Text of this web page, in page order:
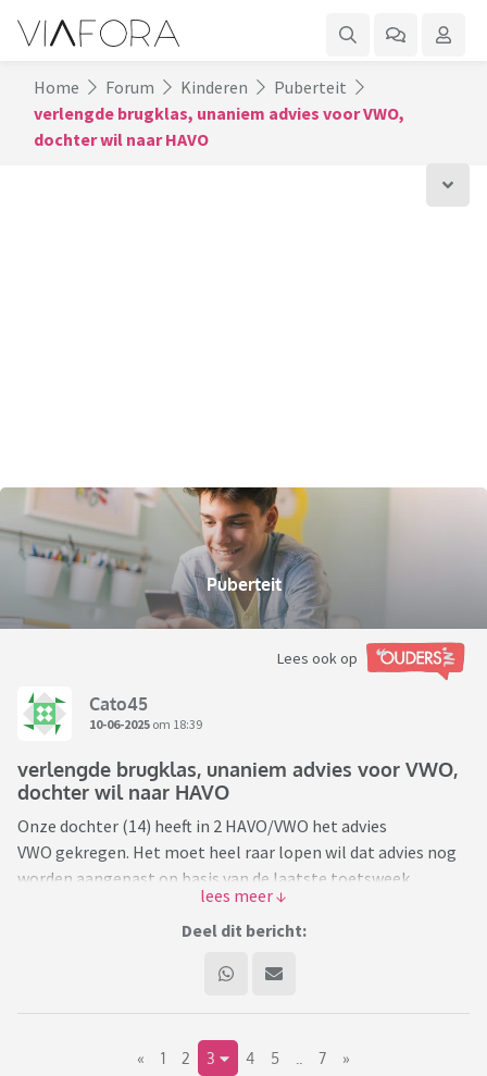
Home Forum Kinderen
Puberteit
verlengde brugklas, unaniem advies voor VWO,
dochter wil naar HAVO
Puberteit
Lees ook op
Cato45
10-06-2025 om 18:39
verlengde brugklas, unaniem advies voor VWO,
dochter wil naar HAVO
Onze dochter (14) heeft in 2 HAVO/VWO het advies
VWO gekregen. Het moet heel raar lopen wil dat advies nog
worden aangepast op basis van de laatste toetsweek.
Haar redenen zijn als volgt: in de eerste plaats is ze van
ze het niet redt op het VWO. Ze heeft veel stress. In de
tweede plaats heeft ze nu eindelijk een erg leuke
vriendengroep waarvan de meesten naar de HAVO gaan. Zij
wil dit contact niet verliezen en is bang dat dat wel gebeurt
Deel dit bericht:
« 1 2 3 4 5 7 »